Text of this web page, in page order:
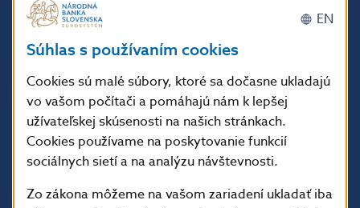
813 25 Bratislava
ĎALŠIE ODKAZY
EN
Súhlas s používaním cookies
Cookies sú malé súbory, ktoré sa dočasne ukladajú
vo vašom počítači a pomáhajú nám k lepšej
užívateľskej skúsenosti na našich stránkach.
Cookies používame na poskytovanie funkcií
sociálnych sietí a na analýzu návštevnosti.
Zo zákona môžeme na vašom zariadení ukladať iba